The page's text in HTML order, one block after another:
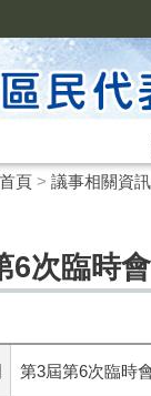
首頁> 議事相關資訊
6次臨時會
第3屆第6次臨時